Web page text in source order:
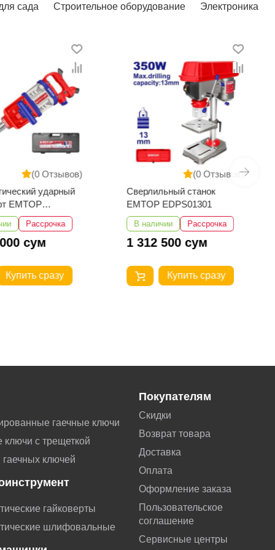
сада Строительное оборудование Электроника
(0 Отзывов)
ударный
EMTOP
Рассрочка
сум
Купить сразу
(0 Отзывов)
Сверлильный станок
EMTOP EDPS01301
В наличии Рассрочка
1 312 500 сум
Купить сразу
гаечные ключи
ключи с трещеткой
ключей
гайковерты
шлифовальные
Покупателям
Скидки
Возврат товара
Доставка
Оплата
Оформление заказа
Пользовательское
соглашение
Сервисные центры